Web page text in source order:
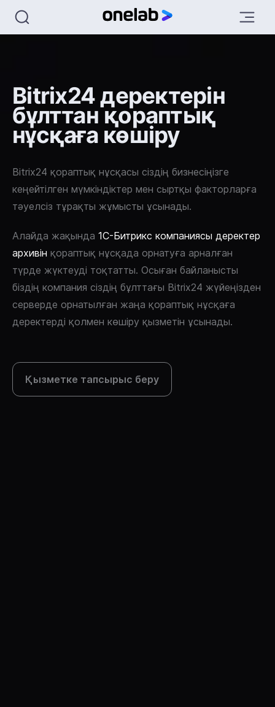
Bitrix24 деректерін
бұлттан қораптық
нұсқаға көшіру
Bitrix24 қораптық нұсқасы сіздің бизнесіңізге
кеңейтілген мүмкіндіктер мен сыртқы факторларға
тәуелсіз тұрақты жұмысты ұсынады.
Алайда жақында 1С-Битрикс компаниясы деректер
архивін қораптық нұсқада орнатуға арналған
түрде жүктеуді тоқтатты. Осыған байланысты
біздің компания сіздің бұлттағы Bitrix24 жүйеңізден
серверде орнатылған жаңа қораптық нұсқаға
деректерді қолмен көшіру қызметін ұсынады.
Қызметке тапсырыс беру